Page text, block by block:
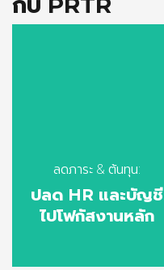
ลดภาระ & ต้นทุน:
ปลด HR และบัญชี
ไปโฟกัสงานหลัก
ต้องลงทุนระบบ
payroll เอง